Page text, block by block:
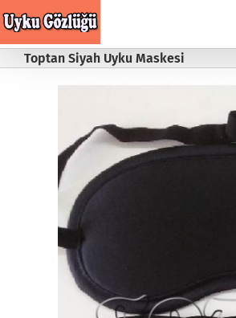
to
Toptan Siyah Uyku Maskesi